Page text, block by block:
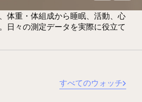
体重・体組成から睡眠、活動、心
日々の測定データを実際に役立て
すべてのウォッチ